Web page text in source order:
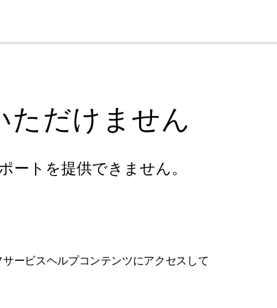
ただけません
ートを提供できません。
ービスヘルプコンテンツにアクセスして